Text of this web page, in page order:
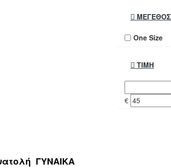
ΜΈΓΕΘΟΣ
One Size
ΤΙΜΉ
€
ΓΥΝΑΙΚΑ